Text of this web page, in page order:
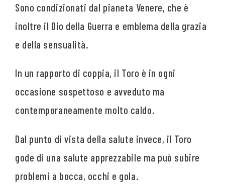
Sono condizionati dal pianeta Venere, che è
inoltre il Dio della Guerra e emblema della grazia
e della sensualità.
In un rapporto di coppia, il Toro è in ogni
occasione sospettoso e avveduto ma
contemporaneamente molto caldo.
Dal punto di vista della salute invece, il Toro
gode di una salute apprezzabile ma può subire
problemi a bocca, occhi e gola.